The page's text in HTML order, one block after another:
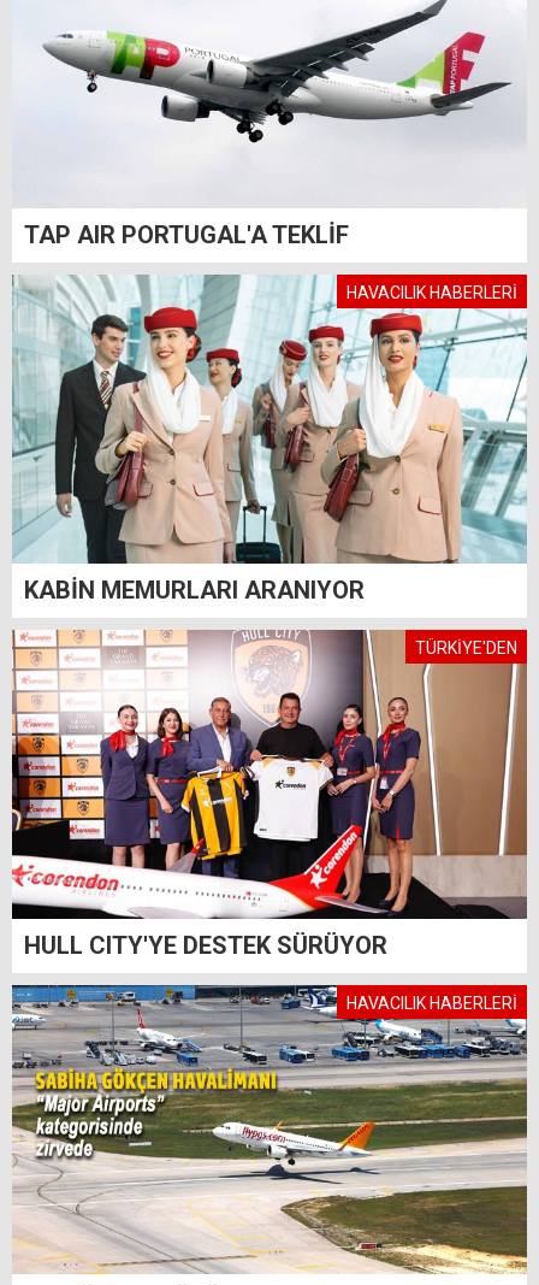
TAP AIR PORTUGAL'A TEKLİF
HAVACILIK HABERLERİ
KABİN MEMURLARI ARANIYOR
TÜRKİYE'DEN
HULL CITY'YE DESTEK SÜRÜYOR
HAVACILIK HABERLERİ